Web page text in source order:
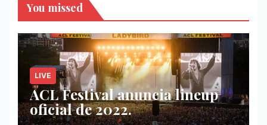
You missed
LIVE
ACL Festival anuncia lineup
oficial de 2022.